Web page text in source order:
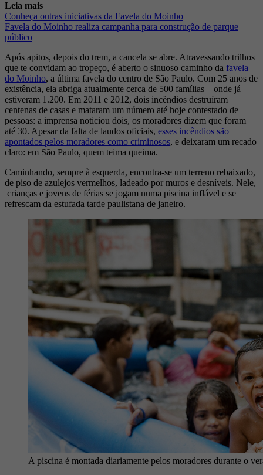
Leia mais
Conheça outras iniciativas da Favela do Moinho
Favela do Moinho realiza campanha para construção de parque
público
Após apitos, depois do trem, a cancela se abre. Atravessando trilhos
que te convidam ao tropeço, é aberto o sinuoso caminho da favela
do Moinho, a última favela do centro de São Paulo. Com 25 anos de
existência, ela abriga atualmente cerca de 500 famílias – onde já
estiveram 1.200. Em 2011 e 2012, dois incêndios destruíram
centenas de casas e mataram um número até hoje contestado de
pessoas: a imprensa noticiou dois, os moradores dizem que foram
até 30. Apesar da falta de laudos oficiais, esses incêndios são
apontados pelos moradores como criminosos, e deixaram um recado
claro: em São Paulo, quem teima queima.
Caminhando, sempre à esquerda, encontra-se um terreno rebaixado,
de piso de azulejos vermelhos, ladeado por muros e desníveis. Nele,
crianças e jovens de férias se jogam numa piscina inflável e se
refrescam da estufada tarde paulistana de janeiro.
A piscina é montada diariamente pelos moradores durante o